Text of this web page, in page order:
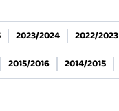
2023/2024 2022/2023
2015/2016 2014/2015